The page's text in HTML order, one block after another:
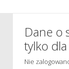
Dane o
tylko
Nie